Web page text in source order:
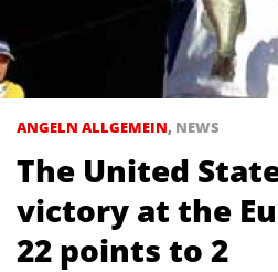
ANGELN ALLGEMEIN, NEWS
The United
victory at the
22 points to 2